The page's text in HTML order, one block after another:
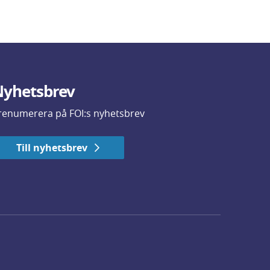
på FOI:s nyhetsbrev
Till nyhetsbrev